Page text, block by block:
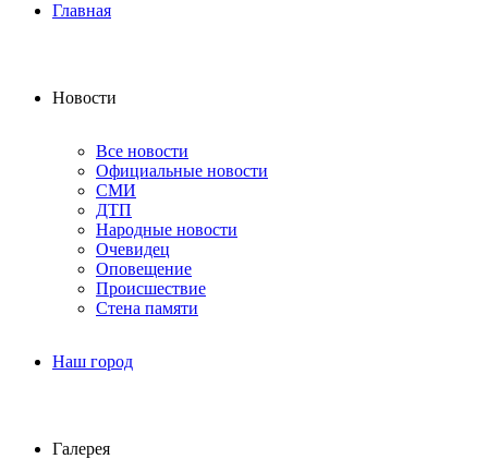
Главная
Новости
Все новости
Официальные новости
СМИ
ДТП
Народные новости
Очевидец
Оповещение
Происшествие
Стена памяти
Наш город
Галерея